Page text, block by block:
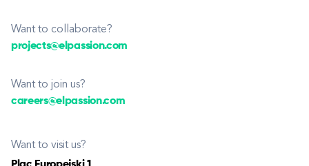
Want to collaborate?
projects@elpassion.com
Want to join us?
careers@elpassion.com
Want to visit us?